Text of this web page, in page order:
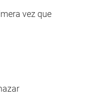
vez que